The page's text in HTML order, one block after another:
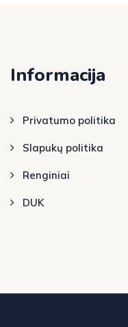
Informacija
Privatumo politika
Slapukų politika
Renginiai
DUK